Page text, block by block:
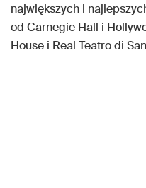
największych i
od Carnegie Hall i
House i Real Teatro di